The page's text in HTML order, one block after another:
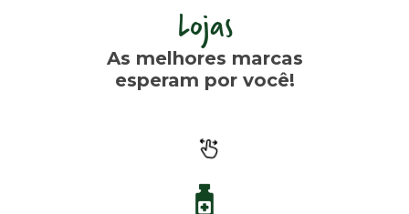
Lojas
As melhores marcas
esperam por você!